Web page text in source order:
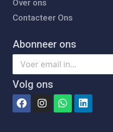
Over ons
Contacteer Ons
Abonneer ons
Volg ons